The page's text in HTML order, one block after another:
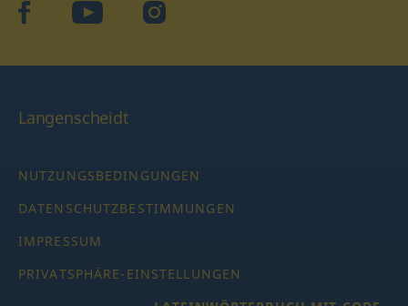
facebookYouTube Instagram
Langenscheidt
NUTZUNGSBEDINGUNGEN
DATENSCHUTZBESTIMMUNGEN
IMPRESSUM
PRIVATSPHÄRE-EINSTELLUNGEN